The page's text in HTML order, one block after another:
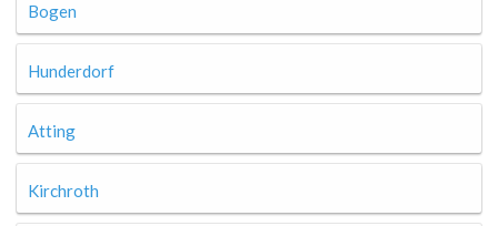
Bogen
Hunderdorf
Atting
Kirchroth